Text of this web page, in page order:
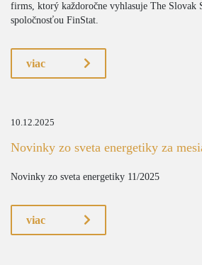
firms, ktorý každoročne vyhlasuje The Slovak
spoločnosťou FinStat.
viac
10.12.2025
Novinky zo sveta energetiky za
Novinky zo sveta energetiky 11/2025
viac